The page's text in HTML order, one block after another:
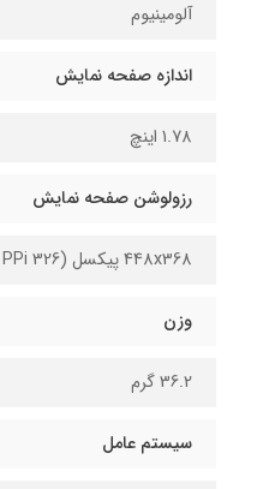
آلومینیوم
اندازه صفحه نمایش
1.78 اینچ
رزولوشن صفحه نمایش
448x368 پیکسل (326 PPi )
وزن
36.2 گرم
سیستم عامل